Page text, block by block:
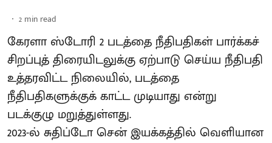
2 min read
கேரளா ஸ்டோரி 2 படத்தை நீதிபதிகள் பார்க்கச்
சிறப்புத் திரையிடலுக்கு ஏற்பாடு செய்ய நீதிபதி
உத்தரவிட்ட நிலையில், படத்தை
நீதிபதிகளுக்குக் காட்ட முடியாது என்று
படக்குழு மறுத்துள்ளது.
2023-ல் சுதிப்டோ சென் இயக்​கத்​தில் வெளியான